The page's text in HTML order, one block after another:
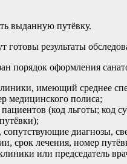
выданную путёвку.
готовы результаты
оформления
имеющий среднее
медицинского полиса;
(код льготы;
диагнозы,
срок лечения, номер
или председатель